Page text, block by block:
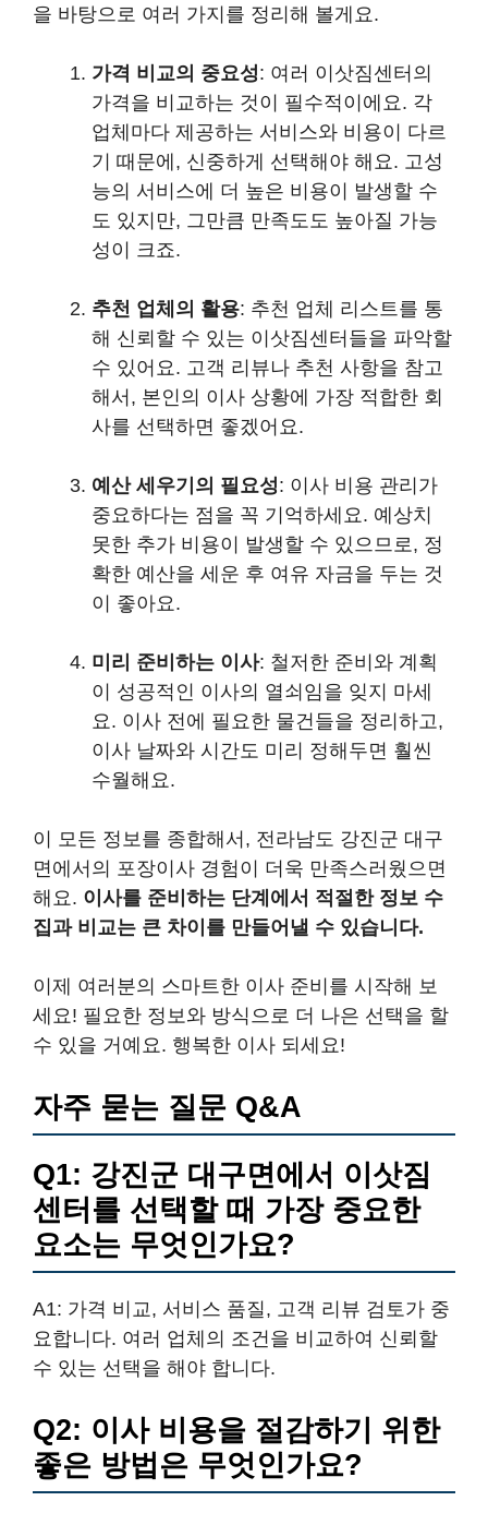
을 바탕으로 여러 가지를 정리해 볼게요.
가격 비교의 중요성: 여러 이삿짐센터의
가격을 비교하는 것이 필수적이에요. 각
업체마다 제공하는 서비스와 비용이 다르
기 때문에, 신중하게 선택해야 해요. 고성
능의 서비스에 더 높은 비용이 발생할 수
도 있지만, 그만큼 만족도도 높아질 가능
성이 크죠.
추천 업체의 활용: 추천 업체 리스트를 통
해 신뢰할 수 있는 이삿짐센터들을 파악할
수 있어요. 고객 리뷰나 추천 사항을 참고
해서, 본인의 이사 상황에 가장 적합한 회
사를 선택하면 좋겠어요.
예산 세우기의 필요성: 이사 비용 관리가
중요하다는 점을 꼭 기억하세요. 예상치
못한 추가 비용이 발생할 수 있으므로, 정
확한 예산을 세운 후 여유 자금을 두는 것
이 좋아요.
미리 준비하는 이사: 철저한 준비와 계획
이 성공적인 이사의 열쇠임을 잊지 마세
요. 이사 전에 필요한 물건들을 정리하고,
이사 날짜와 시간도 미리 정해두면 훨씬
수월해요.
이 모든 정보를 종합해서, 전라남도 강진군 대구
면에서의 포장이사 경험이 더욱 만족스러웠으면
해요. 이사를 준비하는 단계에서 적절한 정보 수
집과 비교는 큰 차이를 만들어낼 수 있습니다.
이제 여러분의 스마트한 이사 준비를 시작해 보
세요! 필요한 정보와 방식으로 더 나은 선택을 할
수 있을 거예요. 행복한 이사 되세요!
자주 묻는 질문 Q&A
Q1: 강진군 대구면에서 이삿짐
센터를 선택할 때 가장 중요한
요소는 무엇인가요?
A1: 가격 비교, 서비스 품질, 고객 리뷰 검토가 중
요합니다. 여러 업체의 조건을 비교하여 신뢰할
수 있는 선택을 해야 합니다.
Q2: 이사 비용을 절감하기 위한
좋은 방법은 무엇인가요?